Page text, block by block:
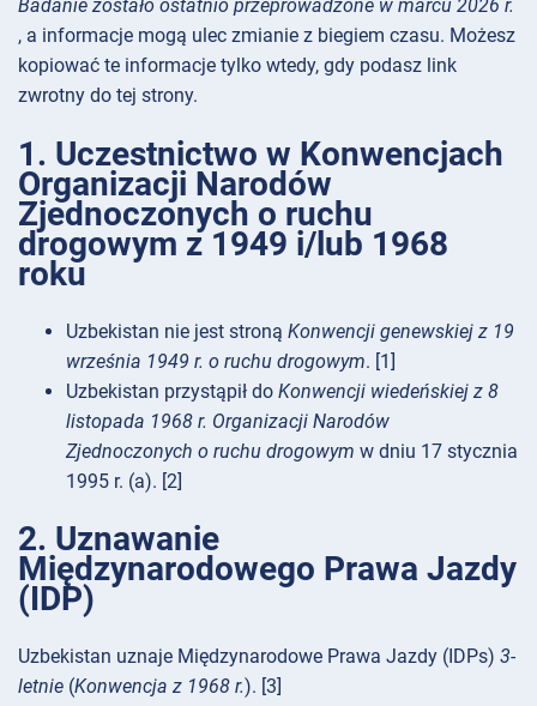
Badanie zostało ostatnio przeprowadzone w marcu 2026 r.
, a informacje mogą ulec zmianie z biegiem czasu. Możesz
kopiować te informacje tylko wtedy, gdy podasz link
zwrotny do tej strony.
1. Uczestnictwo w Konwencjach
Organizacji Narodów
Zjednoczonych o ruchu
drogowym z 1949 i/lub 1968
roku
Uzbekistan nie jest stroną Konwencji genewskiej z 19
września 1949 r. o ruchu drogowym. [1]
Uzbekistan przystąpił do Konwencji wiedeńskiej z 8
listopada 1968 r. Organizacji Narodów
Zjednoczonych o ruchu drogowym w dniu 17 stycznia
1995 r. (a). [2]
2. Uznawanie
Międzynarodowego Prawa Jazdy
(IDP)
Uzbekistan uznaje Międzynarodowe Prawa Jazdy (IDPs) 3-
letnie (Konwencja z 1968 r.). [3]